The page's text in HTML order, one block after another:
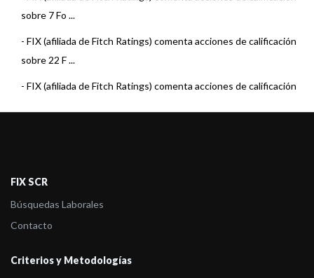
sobre 7 Fo ...
- FIX (afiliada de Fitch Ratings) comenta acciones de calificación
sobre 22 F ...
- FIX (afiliada de Fitch Ratings) comenta acciones de calificación
- FIX (afiliada de Fitch Ratings) comenta acciones de calificación
FIX (afiliada de Fitch Ratings) subió la calificación de MAF
-FIX (afiliada de Fitch Ratings) comenta acciones de calificación
FIX SCR
Búsquedas Laborales
Contacto
Criterios y Metodologías